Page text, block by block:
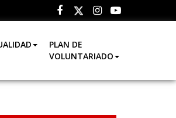
Facebook
Twitter
Instagram
Youtube
PLAN DE
VOLUNTARIADO